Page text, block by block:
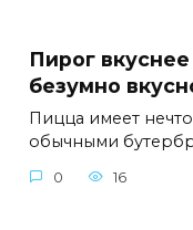
Пирог
безумно
Пицца имеет
обычными
0 16